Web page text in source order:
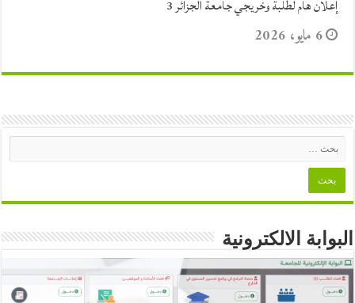
إعلان هام لطلبة وخريجي جامعة الجزائر 3
6 مايو، 2026
البوابة الالكترونية